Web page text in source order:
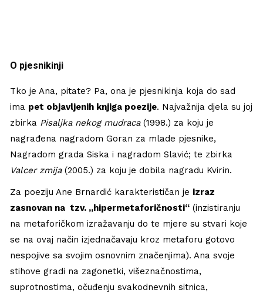
O pjesnikinji
Tko je Ana, pitate? Pa, ona je pjesnikinja koja do sad
ima pet objavljenih knjiga poezije. Najvažnija djela su joj
zbirka Pisaljka nekog mudraca(1998.) za koju je
nagrađena nagradom Goran za mlade pjesnike,
Nagradom grada Siska i nagradom Slavić; te zbirka
Valcer zmija(2005.) za koju je dobila nagradu Kvirin.
Za poeziju Ane Brnardić karakterističan je izraz
zasnovan na tzv. „hipermetaforičnosti“ (inzistiranju
na metaforičkom izražavanju do te mjere su stvari koje
se na ovaj način izjednačavaju kroz metaforu gotovo
nespojive sa svojim osnovnim značenjima). Ana svoje
stihove gradi na zagonetki, višeznačnostima,
suprotnostima, očuđenju svakodnevnih sitnica,